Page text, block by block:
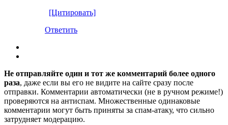
[Цитировать]
Ответить
Не отправляйте один и тот же комментарий более одного
раза, даже если вы его не видите на сайте сразу после
отправки. Комментарии автоматически (не в ручном режиме!)
проверяются на антиспам. Множественные одинаковые
комментарии могут быть приняты за спам-атаку, что сильно
затрудняет модерацию.